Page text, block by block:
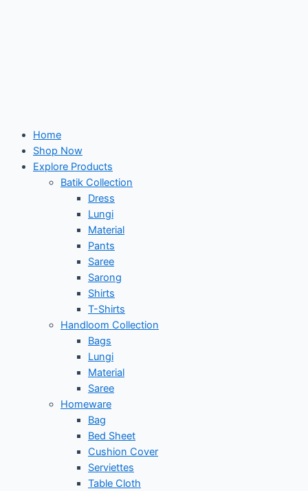
Home
Shop Now
Explore Products
Batik Collection
Dress
Lungi
Material
Pants
Saree
Sarong
Shirts
T-Shirts
Handloom Collection
Bags
Lungi
Material
Saree
Homeware
Bag
Bed Sheet
Cushion Cover
Serviettes
Table Cloth